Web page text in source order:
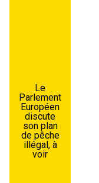
Le
Parlement
Européen
discute
son plan
de pêche
illégal, à
voir